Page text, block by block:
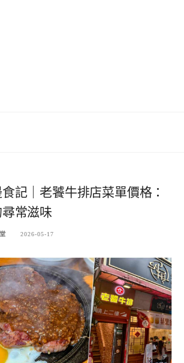
記｜老饕牛排店菜單價格：
常滋味
2026-05-17